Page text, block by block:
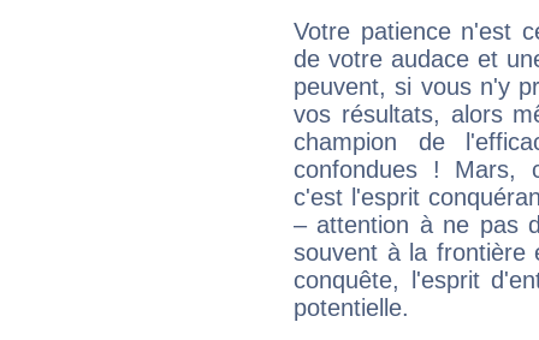
Votre patience n'est
de votre audace et
peuvent, si vous n'y
vos résultats, alors
champion de
confondues ! Mars,
c'est l'esprit
– attention à ne pas
souvent à la frontière
conquête, l'esprit
potentielle.